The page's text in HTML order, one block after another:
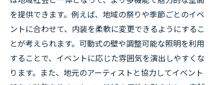
を提供できます。例えば、地域の祭りや季節ごとのイベ
ントに合わせて、内装を柔軟に変更できるようにするこ
とが考えられます。可動式の壁や調整可能な照明を利用
することで、イベントに応じた雰囲気を演出しやすくな
ります。また、地元のアーティストと協力してイベント